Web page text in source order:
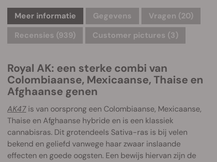
Meer informatie Gegevens Vragen (20)
Recensies (939)
Customer pictures (3)
Royal AK: een sterke combi van
Colombiaanse, Mexicaanse, Thaise en
Afghaanse genen
AK47 is van oorsprong een Colombiaanse, Mexicaanse,
Thaise en Afghaanse hybride en is een klassiek
cannabisras. Dit grotendeels Sativa-ras is bij velen
bekend en geliefd vanwege haar zwaar inslaande
effecten en goede oogsten. Een bewijs hiervan zijn de